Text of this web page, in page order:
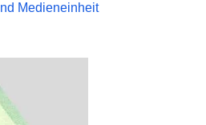
Medieneinheit